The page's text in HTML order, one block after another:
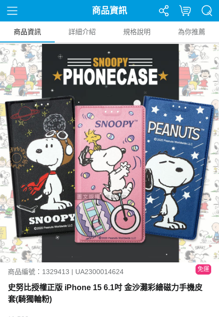
商品資訊
商品資訊 詳細介紹 規格說明 為你推薦
商品編號：1329413 | UA2300014624 免運
史努比授權正版 iPhone 15 6.1吋 金沙灘彩繪磁力手機皮
套(騎獨輪粉)